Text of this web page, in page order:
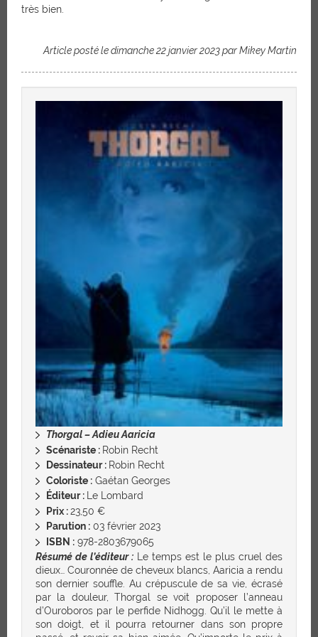
très bien.
Article posté le dimanche 22 janvier 2023 par Mikey Martin
Thorgal – Adieu Aaricia
Scénariste : Robin Recht
Dessinateur : Robin Recht
Coloriste : Gaétan Georges
Éditeur :
Le Lombard
Prix :23,50 €
Parution : 03 février 2023
ISBN : 978-2803679065
Résumé de l’éditeur : Le temps est le plus cruel des
dieux… Couronnée de cheveux blancs, Aaricia a rendu
son dernier souffle. Au crépuscule de sa vie, écrasé
par la douleur, Thorgal se voit proposer l’anneau
d’Ouroboros par le perfide Nidhogg. Qu’il le mette à
son doigt, et il pourra retourner dans son propre